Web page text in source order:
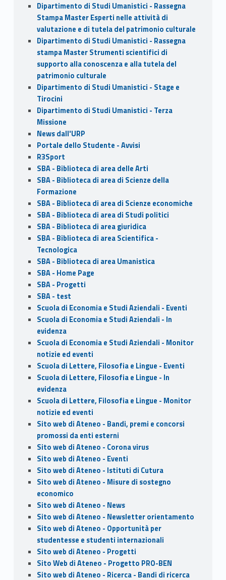
Dipartimento di Studi Umanistici - Rassegna
Stampa Master Esperti nelle attività di
valutazione e di tutela del patrimonio culturale
Dipartimento di Studi Umanistici - Rassegna
stampa Master Strumenti scientifici di
supporto alla conoscenza e alla tutela del
patrimonio culturale
Dipartimento di Studi Umanistici - Stage e
Tirocini
Dipartimento di Studi Umanistici - Terza
Missione
News dall'URP
Portale dello Studente - Avvisi
R3Sport
SBA - Biblioteca di area delle Arti
SBA - Biblioteca di area di Scienze della
Formazione
SBA - Biblioteca di area di Scienze economiche
SBA - Biblioteca di area di Studi politici
SBA - Biblioteca di area giuridica
SBA - Biblioteca di area Scientifica -
Tecnologica
SBA - Biblioteca di area Umanistica
SBA - Home Page
SBA - Progetti
SBA - test
Scuola di Economia e Studi Aziendali - Eventi
Scuola di Economia e Studi Aziendali - In
evidenza
Scuola di Economia e Studi Aziendali - Monitor
notizie ed eventi
Scuola di Lettere, Filosofia e Lingue - Eventi
Scuola di Lettere, Filosofia e Lingue - In
evidenza
Scuola di Lettere, Filosofia e Lingue - Monitor
notizie ed eventi
Sito web di Ateneo - Bandi, premi e concorsi
promossi da enti esterni
Sito web di Ateneo - Corona virus
Sito web di Ateneo - Eventi
Sito web di Ateneo - Istituti di Cutura
Sito web di Ateneo - Misure di sostegno
economico
Sito web di Ateneo - News
Sito web di Ateneo - Newsletter orientamento
Sito web di Ateneo - Opportunità per
studentesse e studenti internazionali
Sito web di Ateneo - Progetti
Sito Web di Ateneo - Progetto PRO-BEN
Sito web di Ateneo - Ricerca - Bandi di ricerca